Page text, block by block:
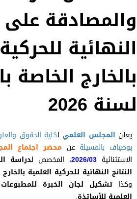
والمصادقة على
النهائية
بالخارج الخاصة
لسنة 2026
يعلن المجلس العلمي لكلية الحقوق
بوضياف بالمسيلة عن محضر اجتماع
الاستثنائية 2026/03، المخصص لدراسة
النتائج النهائية للحركية العلمية بالخارج
وكذا تشكيل لجان الخبرة للمطبوعات